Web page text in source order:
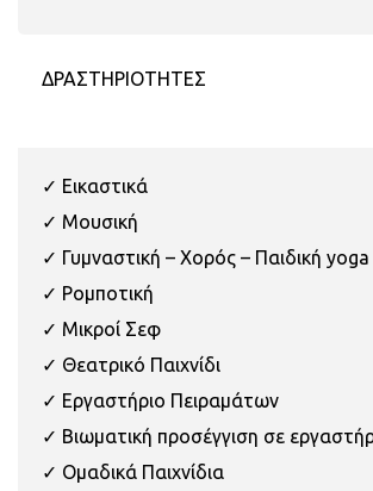
ΔΡΑΣΤΗΡΙΟΤΗΤΕΣ
✓ Εικαστικά
✓ Μουσική
✓ Γυμναστική – Χορός – Παιδική yoga
✓ Ρομποτική
✓ Μικροί Σεφ
✓ Θεατρικό Παιχνίδι
✓ Εργαστήριο Πειραμάτων
✓ Βιωματική προσέγγιση σε
✓ Ομαδικά Παιχνίδια